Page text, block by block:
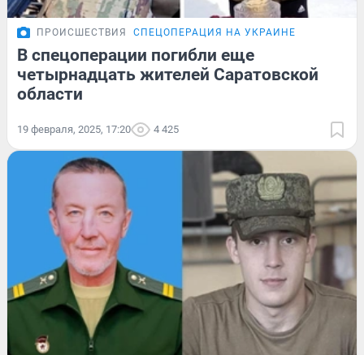
ПРОИСШЕСТВИЯ СПЕЦОПЕРАЦИЯ НА УКРАИНЕ
В спецоперации погибли еще
четырнадцать жителей Саратовской
области
19 февраля, 2025, 17:20 4 425